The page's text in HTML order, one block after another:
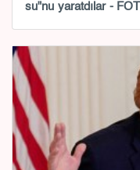
su"nu yaratdılar -